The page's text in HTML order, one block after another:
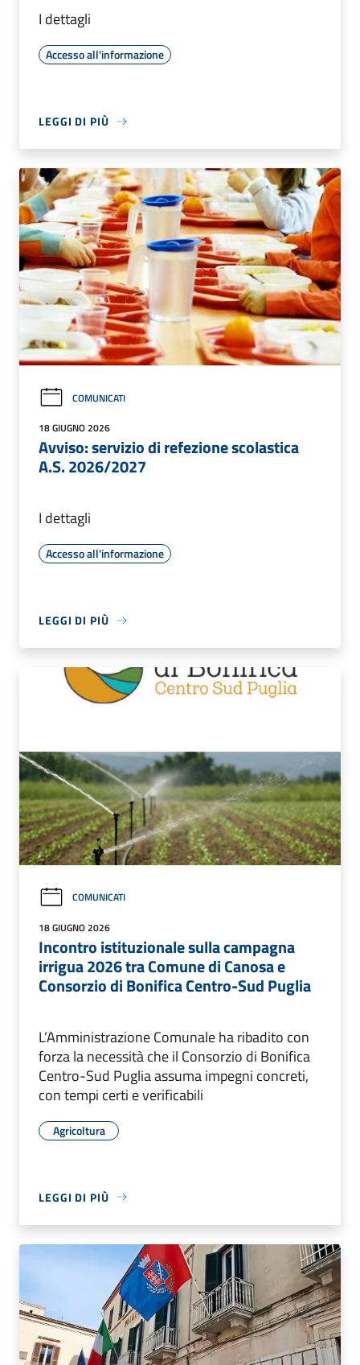
I dettagli
Accesso all'informazione
LEGGI DI PIÙ
COMUNICATI
18 GIUGNO 2026
Avviso: servizio di refezione scolastica
A.S. 2026/2027
I dettagli
Accesso all'informazione
LEGGI DI PIÙ
COMUNICATI
18 GIUGNO 2026
Incontro istituzionale sulla campagna
irrigua 2026 tra Comune di Canosa e
Consorzio di Bonifica Centro-Sud Puglia
L’Amministrazione Comunale ha ribadito con
forza la necessità che il Consorzio di Bonifica
Centro-Sud Puglia assuma impegni concreti,
con tempi certi e verificabili
Agricoltura
LEGGI DI PIÙ